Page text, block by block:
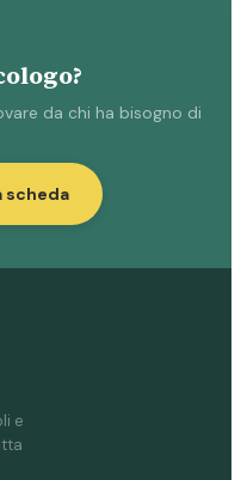
da chi ha bisogno di
scheda
e